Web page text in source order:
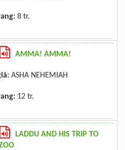
8 tr.
AMMA! AMMA!
ASHA NEHEMIAH
12 tr.
LADDU AND HIS TRIP TO